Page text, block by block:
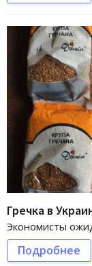
Гречка в
Экономисты
Подробнее